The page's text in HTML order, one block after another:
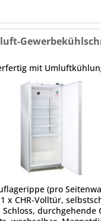
mit
(pro
x CHR-Volltür,
durchgehende